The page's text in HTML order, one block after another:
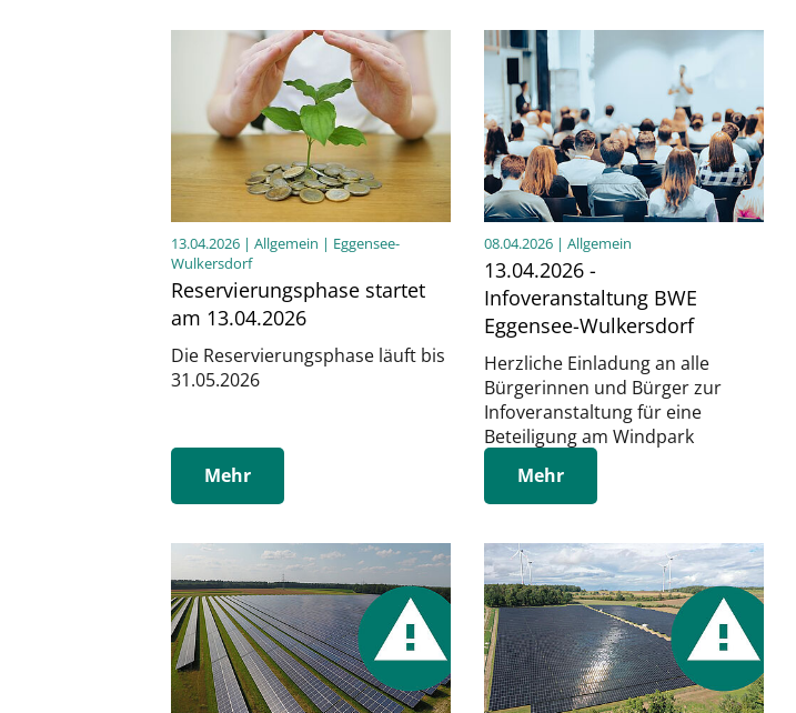
13.04.2026 | Allgemein | Eggensee-
Wulkersdorf
Reservierungsphase startet
am 13.04.2026
Die Reservierungsphase läuft bis
31.05.2026
Mehr
08.04.2026 | Allgemein
13.04.2026 -
Infoveranstaltung BWE
Eggensee-Wulkersdorf
Herzliche Einladung an alle
Bürgerinnen und Bürger zur
Infoveranstaltung für eine
Beteiligung am Windpark
Mehr